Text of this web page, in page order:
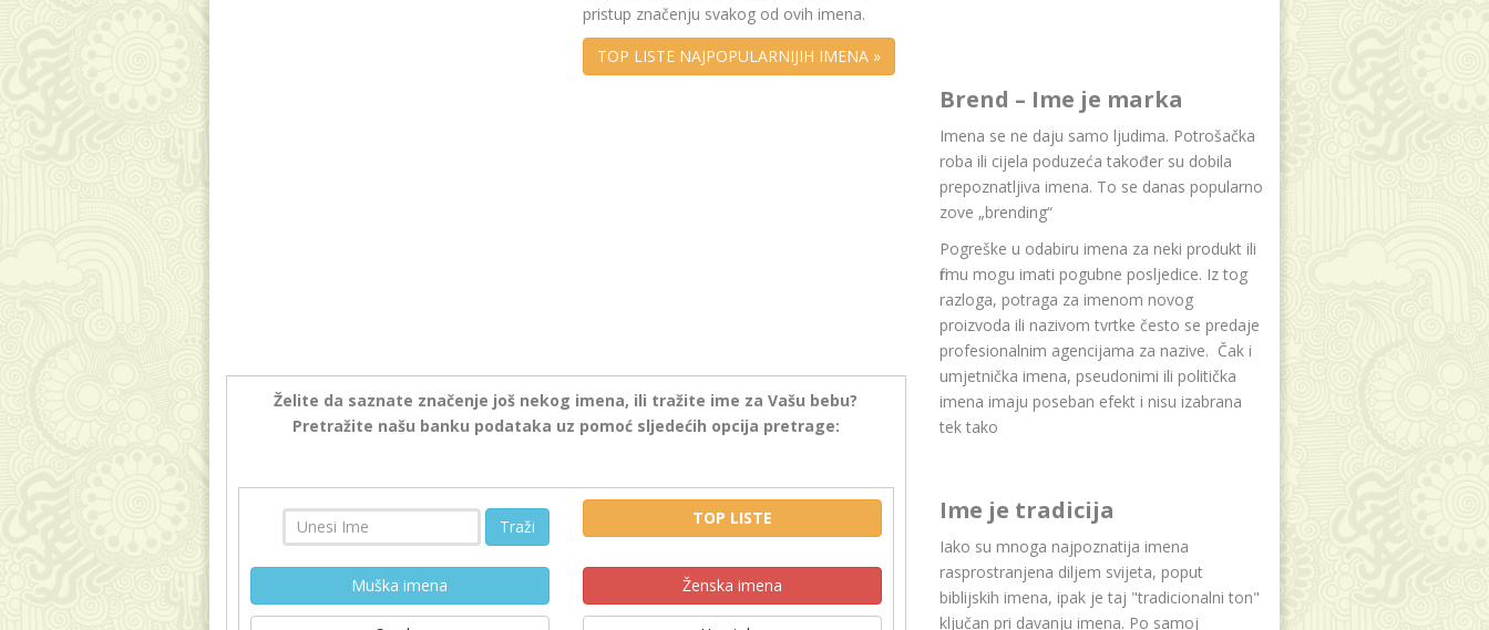
pristup značenju svakog od ovih imena.
TOP LISTE NAJPOPULARNIJIH IMENA »
Želite da saznate značenje još nekog imena, ili tražite ime za Vašu bebu?
Pretražite našu banku podataka uz pomoć sljedećih opcija pretrage:
Traži TOP LISTE
Muška imena Ženska imena
Brend – Ime je marka
Imena se ne daju samo ljudima. Potrošačka
roba ili cijela poduzeća također su dobila
prepoznatljiva imena. To se danas popularno
zove „brending“
Pogreške u odabiru imena za neki produkt ili
firmu mogu imati pogubne posljedice. Iz tog
razloga, potraga za imenom novog
proizvoda ili nazivom tvrtke često se predaje
profesionalnim agencijama za nazive. Čak i
umjetnička imena, pseudonimi ili politička
imena imaju poseban efekt i nisu izabrana
tek tako
Ime je tradicija
Iako su mnoga najpoznatija imena
rasprostranjena diljem svijeta, poput
biblijskih imena, ipak je taj "tradicionalni ton"
ključan pri davanju imena. Po samoj